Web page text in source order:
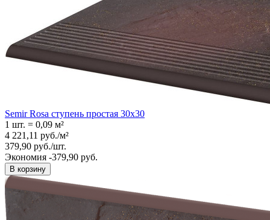
Semir Rosa ступень простая 30x30
1 шт. = 0,09 м²
4 221,11 руб./м²
379,90 руб./шт.
Экономия -379,90 руб.
В корзину